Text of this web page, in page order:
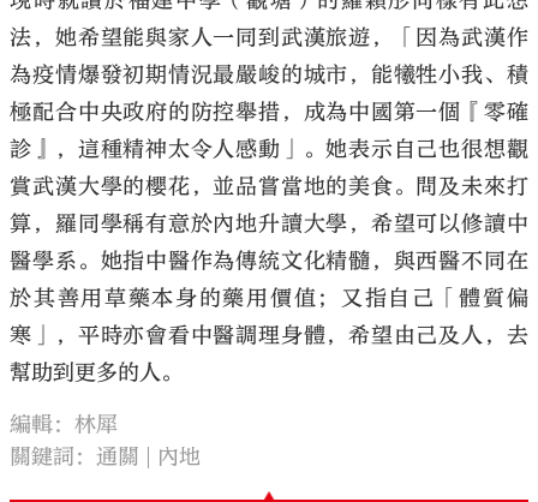
法，她希望能與家人一同到武漢旅遊，「因為武漢作
為疫情爆發初期情況最嚴峻的城市，能犧牲小我、積
極配合中央政府的防控舉措，成為中國第一個『零確
診』，這種精神太令人感動」。她表示自己也很想觀
賞武漢大學的櫻花，並品嘗當地的美食。問及未來打
算，羅同學稱有意於內地升讀大學，希望可以修讀中
醫學系。她指中醫作為傳統文化精髓，與西醫不同在
於其善用草藥本身的藥用價值；又指自己「體質偏
寒」，平時亦會看中醫調理身體，希望由己及人，去
幫助到更多的人。
編輯：林犀
關鍵詞： 通關 內地